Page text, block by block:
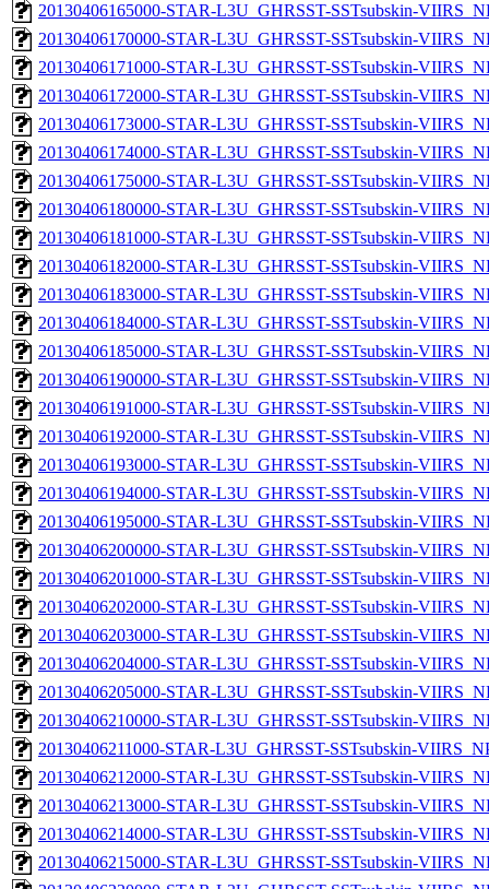
20130406165000-STAR-L3U_GHRSST-SSTsubskin-
20130406170000-STAR-L3U_GHRSST-SSTsubskin-
20130406171000-STAR-L3U_GHRSST-SSTsubskin-
20130406172000-STAR-L3U_GHRSST-SSTsubskin-
20130406173000-STAR-L3U_GHRSST-SSTsubskin-
20130406174000-STAR-L3U_GHRSST-SSTsubskin-
20130406175000-STAR-L3U_GHRSST-SSTsubskin-
20130406180000-STAR-L3U_GHRSST-SSTsubskin-
20130406181000-STAR-L3U_GHRSST-SSTsubskin-
20130406182000-STAR-L3U_GHRSST-SSTsubskin-
20130406183000-STAR-L3U_GHRSST-SSTsubskin-
20130406184000-STAR-L3U_GHRSST-SSTsubskin-
20130406185000-STAR-L3U_GHRSST-SSTsubskin-
20130406190000-STAR-L3U_GHRSST-SSTsubskin-
20130406191000-STAR-L3U_GHRSST-SSTsubskin-
20130406192000-STAR-L3U_GHRSST-SSTsubskin-
20130406193000-STAR-L3U_GHRSST-SSTsubskin-
20130406194000-STAR-L3U_GHRSST-SSTsubskin-
20130406195000-STAR-L3U_GHRSST-SSTsubskin-
20130406200000-STAR-L3U_GHRSST-SSTsubskin-
20130406201000-STAR-L3U_GHRSST-SSTsubskin-
20130406202000-STAR-L3U_GHRSST-SSTsubskin-
20130406203000-STAR-L3U_GHRSST-SSTsubskin-
20130406204000-STAR-L3U_GHRSST-SSTsubskin-
20130406205000-STAR-L3U_GHRSST-SSTsubskin-
20130406210000-STAR-L3U_GHRSST-SSTsubskin-
20130406211000-STAR-L3U_GHRSST-SSTsubskin-
20130406212000-STAR-L3U_GHRSST-SSTsubskin-
20130406213000-STAR-L3U_GHRSST-SSTsubskin-
20130406214000-STAR-L3U_GHRSST-SSTsubskin-
20130406215000-STAR-L3U_GHRSST-SSTsubskin-